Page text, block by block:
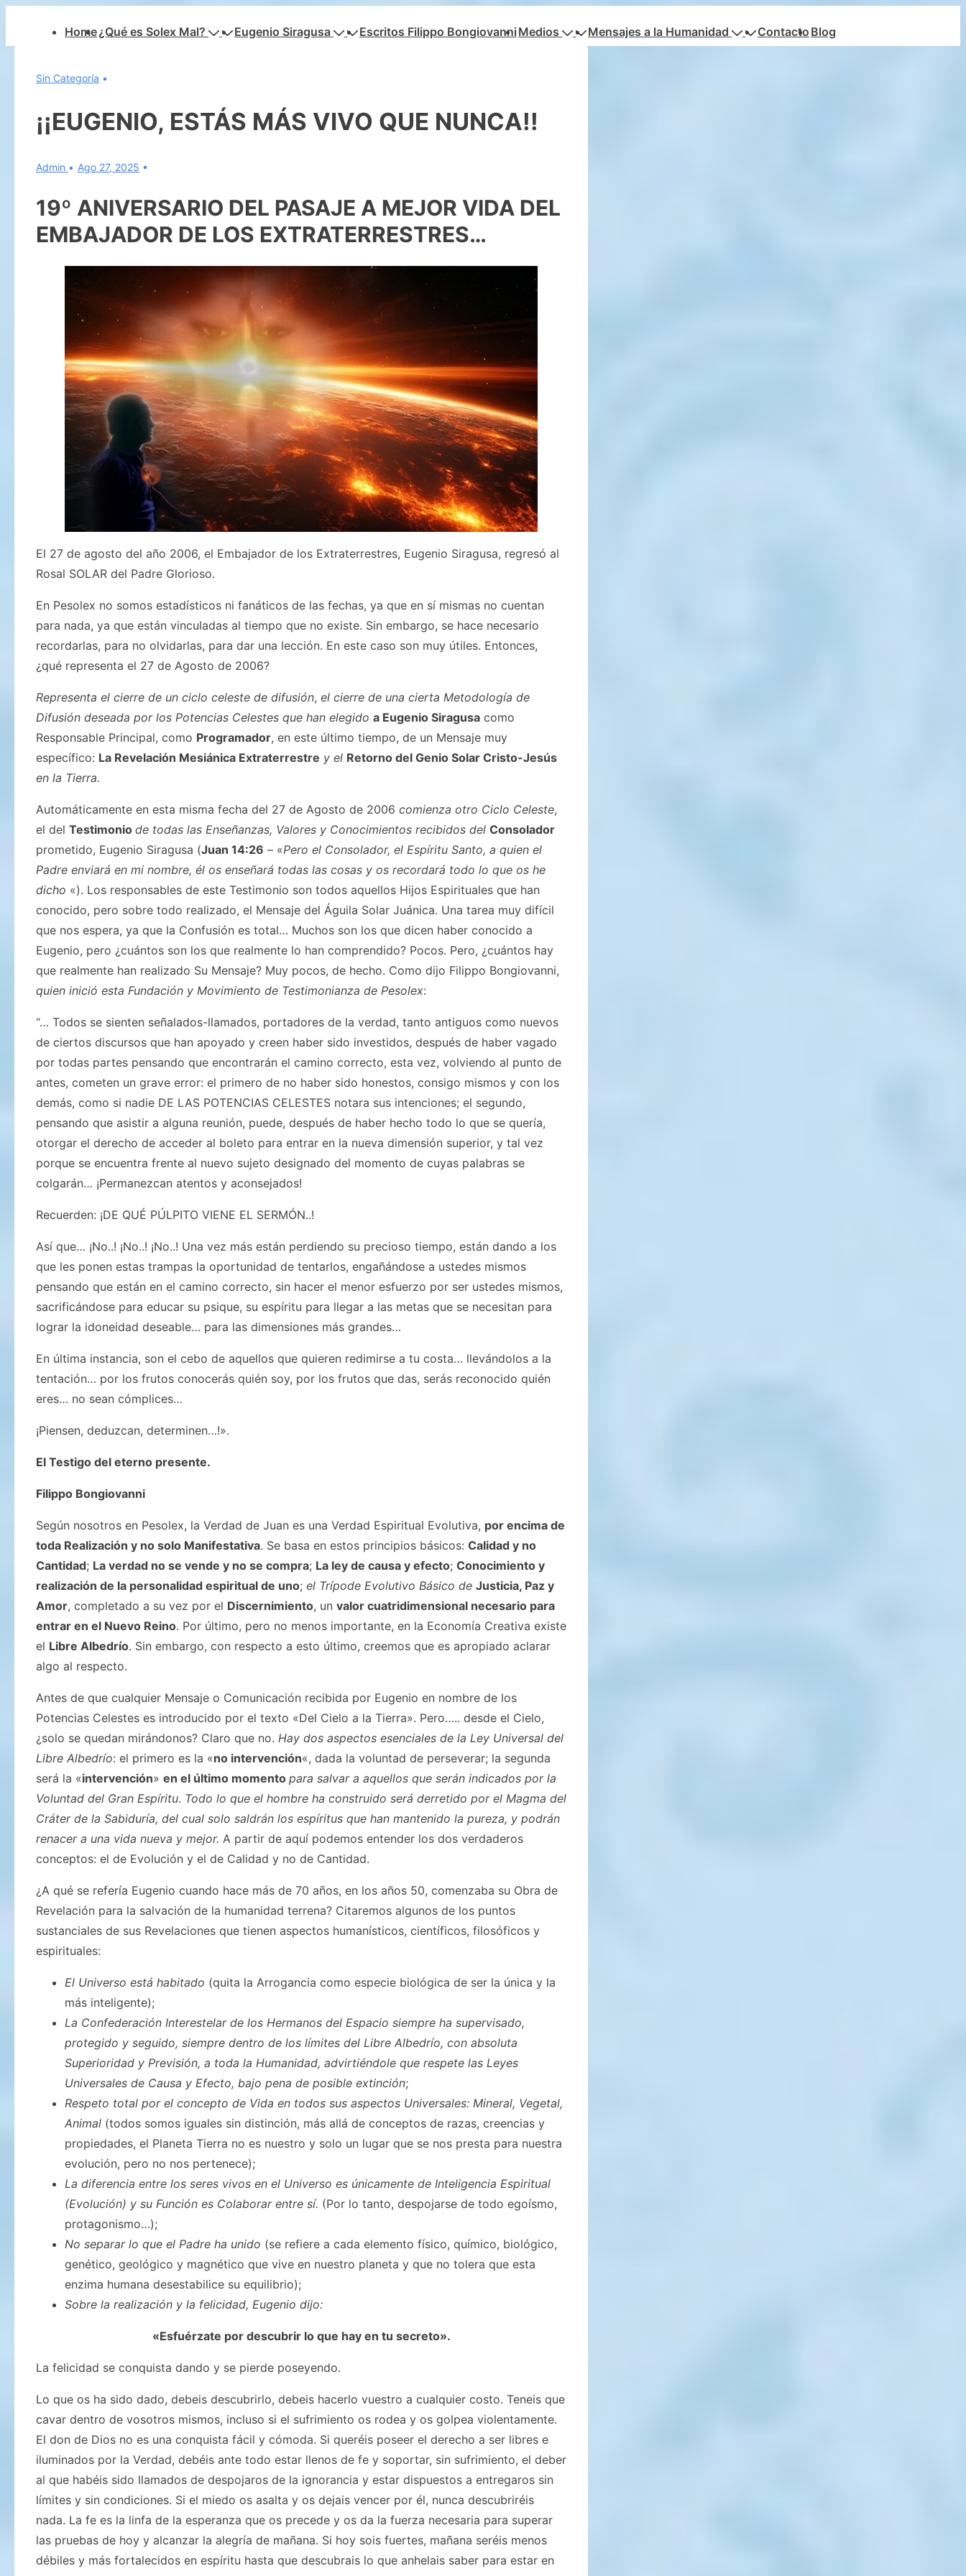
contenido
principal
Home¿Qué es Solex Mal? Eugenio Siragusa Escritos Filippo Bongiovanni Medios Mensajes a la Humanidad Contacto Blog
Sin Categoría
¡¡EUGENIO, ESTÁS MÁS VIVO QUE NUNCA!!
Admin Ago 27, 2025
19º ANIVERSARIO DEL PASAJE A MEJOR VIDA DEL
EMBAJADOR DE LOS EXTRATERRESTRES…
El 27 de agosto del año 2006, el Embajador de los Extraterrestres, Eugenio Siragusa, regresó al
Rosal SOLAR del Padre Glorioso.
En Pesolex no somos estadísticos ni fanáticos de las fechas, ya que en sí mismas no cuentan
para nada, ya que están vinculadas al tiempo que no existe. Sin embargo, se hace necesario
recordarlas, para no olvidarlas, para dar una lección. En este caso son muy útiles. Entonces,
¿qué representa el 27 de Agosto de 2006?
Representa el cierre de un ciclo celeste de difusión, el cierre de una cierta Metodología de
Difusión deseada por los Potencias Celestes que han elegido a Eugenio Siragusa como
Responsable Principal, como Programador, en este último tiempo, de un Mensaje muy
específico: La Revelación Mesiánica Extraterrestre y el Retorno del Genio Solar Cristo-Jesús
en la Tierra.
Automáticamente en esta misma fecha del 27 de Agosto de 2006 comienza otro Ciclo Celeste,
el del Testimonio de todas las Enseñanzas, Valores y Conocimientos recibidos del Consolador
prometido, Eugenio Siragusa (Juan 14:26 – «Pero el Consolador, el Espíritu Santo, a quien el
Padre enviará en mi nombre, él os enseñará todas las cosas y os recordará todo lo que os he
dicho «). Los responsables de este Testimonio son todos aquellos Hijos Espirituales que han
conocido, pero sobre todo realizado, el Mensaje del Águila Solar Juánica. Una tarea muy difícil
que nos espera, ya que la Confusión es total… Muchos son los que dicen haber conocido a
Eugenio, pero ¿cuántos son los que realmente lo han comprendido? Pocos. Pero, ¿cuántos hay
que realmente han realizado Su Mensaje? Muy pocos, de hecho. Como dijo Filippo Bongiovanni,
quien inició esta Fundación y Movimiento de Testimonianza de Pesolex:
“… Todos se sienten señalados-llamados, portadores de la verdad, tanto antiguos como nuevos
de ciertos discursos que han apoyado y creen haber sido investidos, después de haber vagado
por todas partes pensando que encontrarán el camino correcto, esta vez, volviendo al punto de
antes, cometen un grave error: el primero de no haber sido honestos, consigo mismos y con los
demás, como si nadie DE LAS POTENCIAS CELESTES notara sus intenciones; el segundo,
pensando que asistir a alguna reunión, puede, después de haber hecho todo lo que se quería,
otorgar el derecho de acceder al boleto para entrar en la nueva dimensión superior, y tal vez
porque se encuentra frente al nuevo sujeto designado del momento de cuyas palabras se
colgarán… ¡Permanezcan atentos y aconsejados!
Recuerden: ¡DE QUÉ PÚLPITO VIENE EL SERMÓN..!
Así que… ¡No..! ¡No..! ¡No..! Una vez más están perdiendo su precioso tiempo, están dando a los
que les ponen estas trampas la oportunidad de tentarlos, engañándose a ustedes mismos
pensando que están en el camino correcto, sin hacer el menor esfuerzo por ser ustedes mismos,
sacrificándose para educar su psique, su espíritu para llegar a las metas que se necesitan para
lograr la idoneidad deseable… para las dimensiones más grandes…
En última instancia, son el cebo de aquellos que quieren redimirse a tu costa… llevándolos a la
tentación… por los frutos conocerás quién soy, por los frutos que das, serás reconocido quién
eres… no sean cómplices…
¡Piensen, deduzcan, determinen…!».
El Testigo del eterno presente.
Filippo Bongiovanni
Según nosotros en Pesolex, la Verdad de Juan es una Verdad Espiritual Evolutiva, por encima de
toda Realización y no solo Manifestativa. Se basa en estos principios básicos: Calidad y no
Cantidad; La verdad no se vende y no se compra; La ley de causa y efecto; Conocimiento y
realización de la personalidad espiritual de uno; el Trípode Evolutivo Básico de Justicia, Paz y
Amor, completado a su vez por el Discernimiento, un valor cuatridimensional necesario para
entrar en el Nuevo Reino. Por último, pero no menos importante, en la Economía Creativa existe
el Libre Albedrío. Sin embargo, con respecto a esto último, creemos que es apropiado aclarar
algo al respecto.
Antes de que cualquier Mensaje o Comunicación recibida por Eugenio en nombre de los
Potencias Celestes es introducido por el texto «Del Cielo a la Tierra». Pero….. desde el Cielo,
¿solo se quedan mirándonos? Claro que no. Hay dos aspectos esenciales de la Ley Universal del
Libre Albedrío: el primero es la «no intervención«, dada la voluntad de perseverar; la segunda
será la «intervención» en el último momento para salvar a aquellos que serán indicados por la
Voluntad del Gran Espíritu. Todo lo que el hombre ha construido será derretido por el Magma del
Cráter de la Sabiduría, del cual solo saldrán los espíritus que han mantenido la pureza, y podrán
renacer a una vida nueva y mejor. A partir de aquí podemos entender los dos verdaderos
conceptos: el de Evolución y el de Calidad y no de Cantidad.
¿A qué se refería Eugenio cuando hace más de 70 años, en los años 50, comenzaba su Obra de
Revelación para la salvación de la humanidad terrena? Citaremos algunos de los puntos
sustanciales de sus Revelaciones que tienen aspectos humanísticos, científicos, filosóficos y
espirituales:
El Universo está habitado (quita la Arrogancia como especie biológica de ser la única y la
más inteligente);
La Confederación Interestelar de los Hermanos del Espacio siempre ha supervisado,
protegido y seguido, siempre dentro de los límites del Libre Albedrío, con absoluta
Superioridad y Previsión, a toda la Humanidad, advirtiéndole que respete las Leyes
Universales de Causa y Efecto, bajo pena de posible extinción;
Respeto total por el concepto de Vida en todos sus aspectos Universales: Mineral, Vegetal,
Animal (todos somos iguales sin distinción, más allá de conceptos de razas, creencias y
propiedades, el Planeta Tierra no es nuestro y solo un lugar que se nos presta para nuestra
evolución, pero no nos pertenece);
La diferencia entre los seres vivos en el Universo es únicamente de Inteligencia Espiritual
(Evolución) y su Función es Colaborar entre sí. (Por lo tanto, despojarse de todo egoísmo,
protagonismo…);
No separar lo que el Padre ha unido (se refiere a cada elemento físico, químico, biológico,
genético, geológico y magnético que vive en nuestro planeta y que no tolera que esta
enzima humana desestabilice su equilibrio);
Sobre la realización y la felicidad, Eugenio dijo:
«Esfuérzate por descubrir lo que hay en tu secreto».
La felicidad se conquista dando y se pierde poseyendo.
Lo que os ha sido dado, debeis descubrirlo, debeis hacerlo vuestro a cualquier costo. Teneis que
cavar dentro de vosotros mismos, incluso si el sufrimiento os rodea y os golpea violentamente.
El don de Dios no es una conquista fácil y cómoda. Si queréis poseer el derecho a ser libres e
iluminados por la Verdad, debéis ante todo estar llenos de fe y soportar, sin sufrimiento, el deber
al que habéis sido llamados de despojaros de la ignorancia y estar dispuestos a entregaros sin
límites y sin condiciones. Si el miedo os asalta y os dejais vencer por él, nunca descubriréis
nada. La fe es la linfa de la esperanza que os precede y os da la fuerza necesaria para superar
las pruebas de hoy y alcanzar la alegría de mañana. Si hoy sois fuertes, mañana seréis menos
débiles y más fortalecidos en espíritu hasta que descubrais lo que anhelais saber para estar en